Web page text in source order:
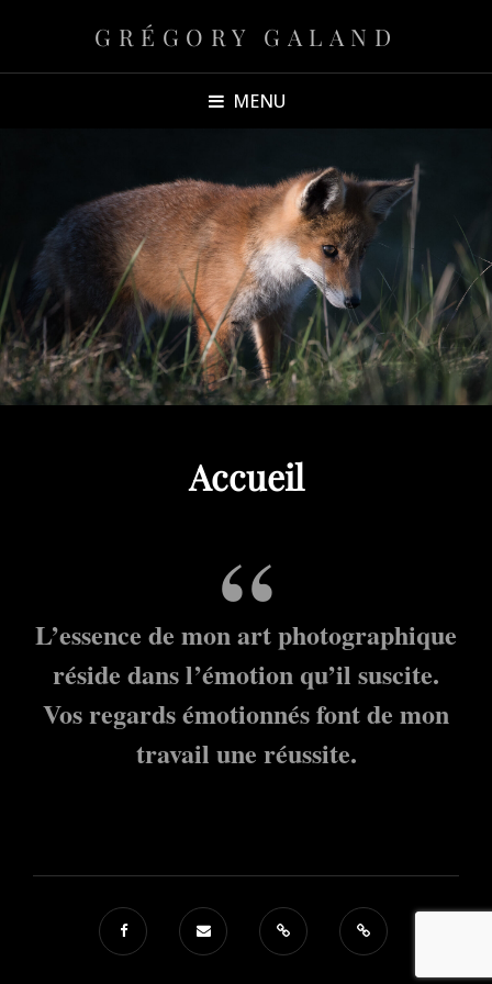
GRÉGORY GALAND
MENU
Accueil
L’essence de mon art photographique
réside dans l’émotion qu’il suscite.
Vos regards émotionnés font de mon
travail une réussite.